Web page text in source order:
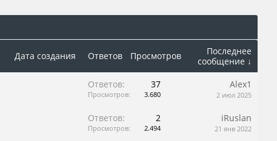
Дата создания Ответов Просмотров
Последнее
сообщение ↓
Ответов: 37
Просмотров: 3.680
Alex1
2 июл 2025
Ответов: 2
Просмотров: 2.494
iRuslan
21 янв 2022